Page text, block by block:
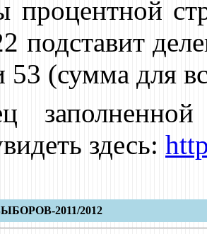
процентной
подставит
53 (сумма для
здесь:
2011/2012